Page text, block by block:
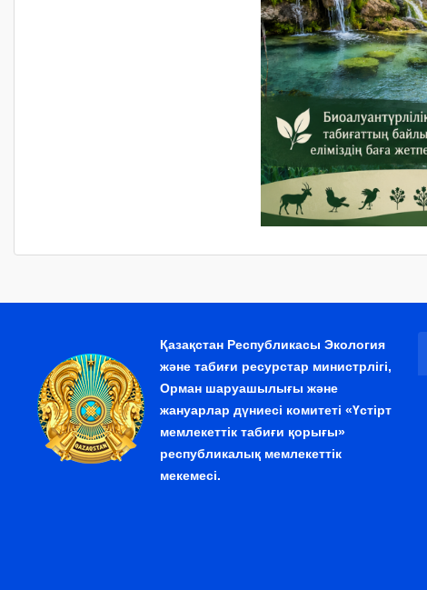
Қазақстан Республикасы Экология
және табиғи ресурстар министрлігі,
Орман шаруашылығы және
жануарлар дүниесі комитеті «Үстірт
мемлекеттік табиғи қорығы»
республикалық мемлекеттік
мекемесі.